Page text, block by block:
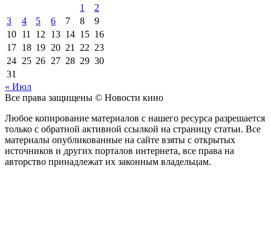
1
2
3
4 5 6 7 8
9
10 11 12 13 14 15 16
17 18 19 20 21 22 23
24 25 26 27 28 29 30
31
« Июл
Все права защищены © Новости кино
Любое копирование материалов с нашего ресурса разрешается
только с обратной активной ссылкой на страницу статьи. Все
материалы опубликованные на сайте взяты с открытых
источников и других порталов интернета, все права на
авторство принадлежат их законным владельцам.